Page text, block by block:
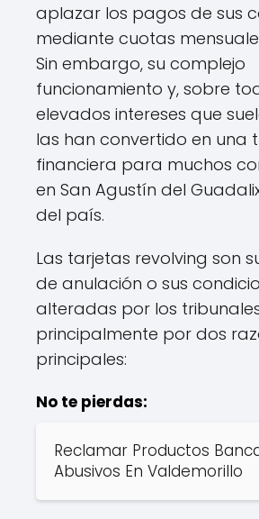
aplazar los pagos de sus
mediante cuotas
Sin embargo, su complejo
funcionamiento y, sobre
elevados intereses que
las han convertido en una
financiera para muchos
en San Agustín del
del país.
Las tarjetas revolving son
de anulación o sus
alteradas por los
principalmente por dos
principales:
No te pierdas:
Reclamar Productos
Abusivos En Valdemorillo